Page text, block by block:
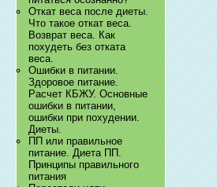
Откат веса после диеты.
Что такое откат веса.
Возврат веса. Как
похудеть без отката
веса.
Ошибки в питании.
Здоровое питание.
Расчет КБЖУ. Основные
ошибки в питании,
ошибки при похудении.
Диеты.
ПП или правильное
питание. Диета ПП.
Принципы правильного
питания